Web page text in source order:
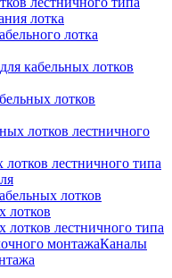
лотка
лотка
кабельных лотков
лотков
лотков лестничного
лестничного типа
лотков
лотков
лотков лестничного типа
Каналы